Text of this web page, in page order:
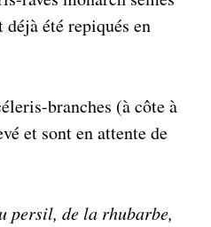
déjà été repiqués en
branches (à côte à
et sont en attente de
persil, de la rhubarbe,